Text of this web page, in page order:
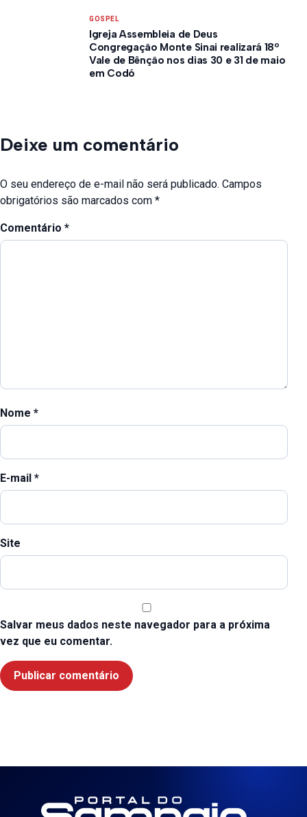
GOSPEL
Igreja Assembleia de Deus
Congregação Monte Sinai realizará 18º
Vale de Bênção nos dias 30 e 31 de maio
em Codó
Deixe um comentário
O seu endereço de e-mail não será publicado. Campos
obrigatórios são marcados com *
Comentário *
Nome *
E-mail *
Site
Salvar meus dados neste navegador para a próxima
vez que eu comentar.